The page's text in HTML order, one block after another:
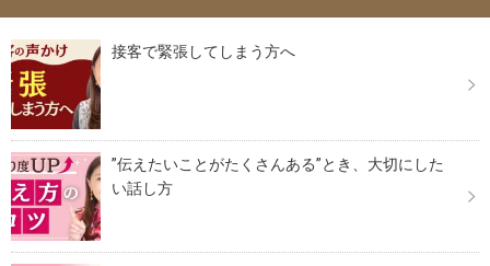
接客で緊張してしまう方へ
”伝えたいことがたくさんある”とき、大切にした
い話し方